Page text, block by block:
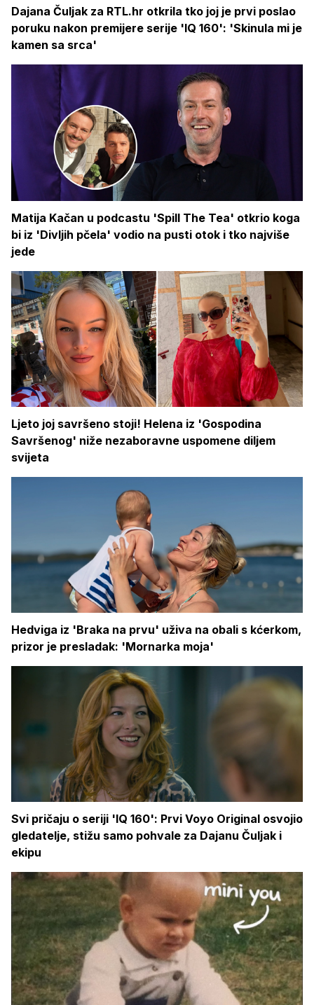
Dajana Čuljak za RTL.hr otkrila tko joj je prvi poslao
poruku nakon premijere serije 'IQ 160': 'Skinula mi je
kamen sa srca'
Matija Kačan u podcastu 'Spill The Tea' otkrio koga
bi iz 'Divljih pčela' vodio na pusti otok i tko najviše
jede
Ljeto joj savršeno stoji! Helena iz 'Gospodina
Savršenog' niže nezaboravne uspomene diljem
svijeta
Hedviga iz 'Braka na prvu' uživa na obali s kćerkom,
prizor je presladak: 'Mornarka moja'
Svi pričaju o seriji 'IQ 160': Prvi Voyo Original osvojio
gledatelje, stižu samo pohvale za Dajanu Čuljak i
ekipu